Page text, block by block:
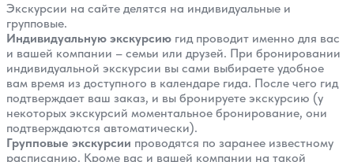
Экскурсии на сайте делятся на индивидуальные и
групповые.
Индивидуальную экскурсию гид проводит именно для вас
и вашей компании – семьи или друзей. При бронировании
индивидуальной экскурсии вы сами выбираете удобное
вам время из доступного в календаре гида. После чего гид
подтверждает ваш заказ, и вы бронируете экскурсию (у
некоторых экскурсий моментальное бронирование, они
подтверждаются автоматически).
Групповые экскурсии проводятся по заранее известному
расписанию. Кроме вас и вашей компании на такой